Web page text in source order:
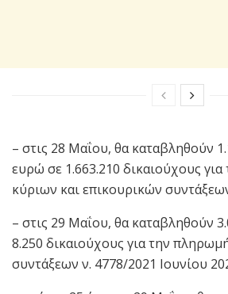
– στις 28 Μαΐου, θα καταβληθούν
ευρώ σε 1.663.210 δικαιούχους
κύριων και επικουρικών
– στις 29 Μαΐου, θα καταβληθούν
8.250 δικαιούχους για την
συντάξεων ν. 4778/2021 Ιουνίου